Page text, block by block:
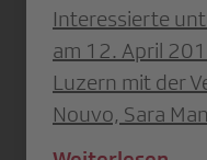
Interessierte
am 12. April
Luzern mit der
Nouvo, Sara